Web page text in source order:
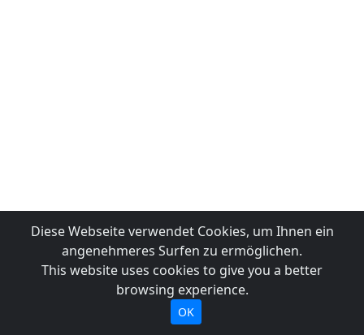
Diese Webseite verwendet Cookies, um Ihnen ein
angenehmeres Surfen zu ermöglichen.
This website uses cookies to give you a better
browsing experience.
OK